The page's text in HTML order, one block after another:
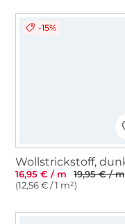
-15%
16,95 € / m
19,95 € / m
(12,56 € / 1 m²)